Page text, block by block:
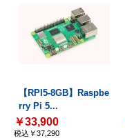
【RPI5-8GB】Raspbe
rry Pi 5...
￥33,900
税込￥37,290